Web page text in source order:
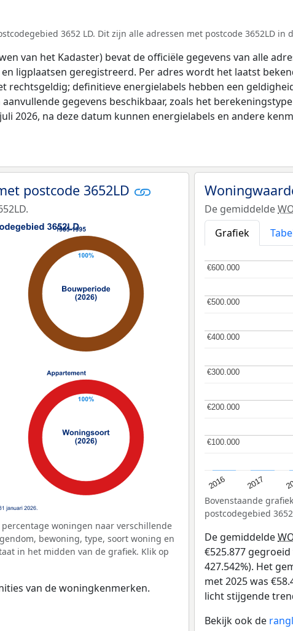
3652 LD. Dit zijn alle adressen met postcode 3652LD in
van het Kadaster) bevat de officiële gegevens van alle
ligplaatsen geregistreerd. Per adres wordt het laatst
rechtsgeldig; definitieve energielabels hebben een
aanvullende gegevens beschikbaar, zoals het
2026, na deze datum kunnen energielabels en andere
postcode 3652LD
woningen naar verschillende
bewoning, type, soort woning en
in het midden van de grafiek. Klik op
van de woningkenmerken.
De gemiddelde
Grafiek
2016 2017
€100.000
€100.000
€200.000
€200.000
€300.000
€300.000
€400.000
€400.000
€500.000
€500.000
€600.000
€600.000
Bovenstaande
postcodegebied 3652
De gemiddelde
€525.877
427.542%). Het
met 2025 was
licht stijgende
Bekijk ook de